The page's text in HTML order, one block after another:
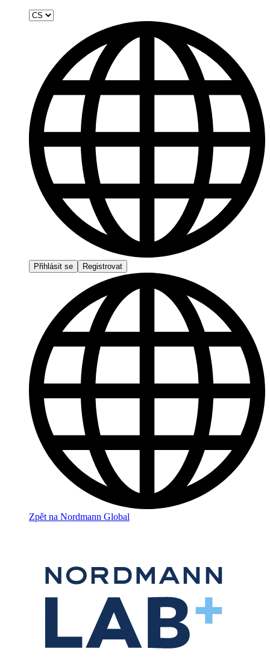
Přihlásit se Registrovat
Zpět na Nordmann Global